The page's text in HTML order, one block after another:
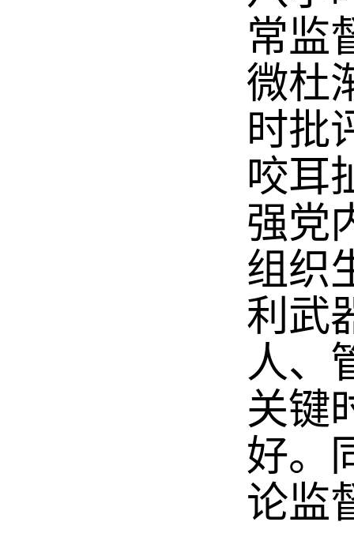
常监
微杜
时批
咬耳
强党
组织
利武
人、
关键
好。
论监